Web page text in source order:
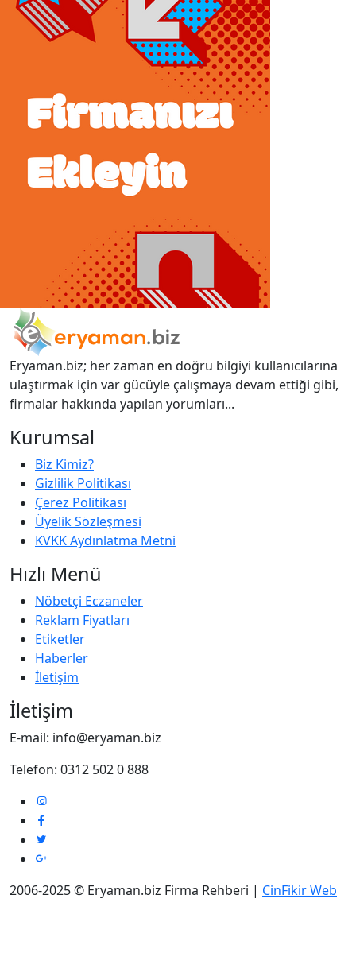
Eryaman.biz; her zaman en doğru bilgiyi kullanıcılarına
ulaştırmak için var gücüyle çalışmaya devam ettiği gibi,
firmalar hakkında yapılan yorumları...
Kurumsal
Biz Kimiz?
Gizlilik Politikası
Çerez Politikası
Üyelik Sözleşmesi
KVKK Aydınlatma Metni
Hızlı Menü
Nöbetçi Eczaneler
Reklam Fiyatları
Etiketler
Haberler
İletişim
İletişim
E-mail: info@eryaman.biz
Telefon: 0312 502 0 888
2006-2025 © Eryaman.biz Firma Rehberi | CinFikir Web